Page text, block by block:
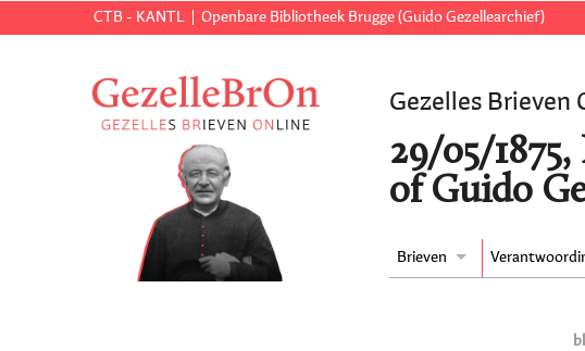
CTB - KANTL Openbare Bibliotheek Brugge (Guido Gezellearchief)
Gezelles Brieven
29/05/
of Guido
Brieven